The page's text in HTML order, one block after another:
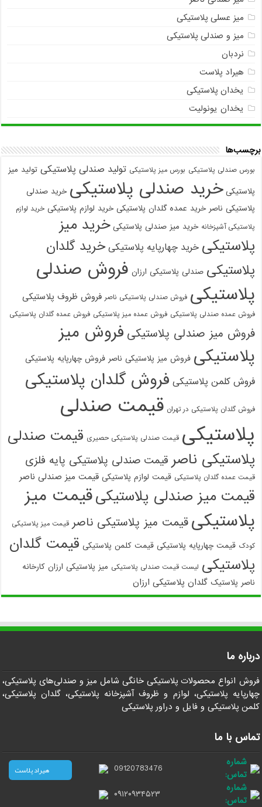
میز عسلی پلاستیکی
میز و صندلی پلاستیکی
نردبان
هیراد پلاست
یخدان پلاستیکی
یخدان یونولیت
برچسب‌ها
بورس صندلی پلاستیکی بورس میز پلاستیکی تولید صندلی پلاستیکی تولید میز
پلاستیکی خرید صندلی پلاستیکی خرید صندلی
پلاستیکی ناصر خرید عمده گلدان پلاستیکی خرید لوازم پلاستیکی خرید لوازم
پلاستیکی آشپزخانه خرید میز صندلی پلاستیکی خرید میز
پلاستیکی خرید چهارپایه پلاستیکی خرید گلدان
پلاستیکی صندلی پلاستیکی ارزان فروش صندلی
پلاستیکی فروش صندلی پلاستیکی ناصر فروش ظروف پلاستیکی
فروش عمده صندلی پلاستیکی فروش عمده میز پلاستیکی فروش عمده گلدان پلاستیکی
فروش میز صندلی پلاستیکی فروش میز
پلاستیکی فروش میز پلاستیکی ناصر فروش چهارپایه پلاستیکی
فروش کلمن پلاستیکی فروش گلدان پلاستیکی
فروش گلدان پلاستیکی در تهران قیمت صندلی
پلاستیکی قیمت صندلی پلاستیکی حصیری قیمت صندلی
پلاستیکی ناصر قیمت صندلی پلاستیکی پایه فلزی
قیمت عمده گلدان پلاستیکی قیمت لوازم پلاستیکی قیمت میز صندلی ناصر
قیمت میز صندلی پلاستیکیقیمت میز
پلاستیکی قیمت میز پلاستیکی ناصر قیمت میز پلاستیکی
کودک قیمت چهارپایه پلاستیکی قیمت کلمن پلاستیکی قیمت گلدان
پلاستیکی لیست قیمت صندلی پلاستیکی میز پلاستیکی ارزان کارخانه
ناصر پلاستیک گلدان پلاستیکی ارزان
درباره ما
فروش انواع محصولات پلاستیکی خانگی شامل میز و صندلی‌های پلاستیکی،
چهارپایه پلاستیکی، لوازم و ظروف آشپزخانه پلاستیکی، گلدان پلاستیکی،
کلمن پلاستیکی و فایل و دراور پلاستیکی
تماس با ما
شماره
تماس:
09120783476
شماره
تماس:
۰۹۱۲۰۹۳۴۵۲۳
هیراد پلاست